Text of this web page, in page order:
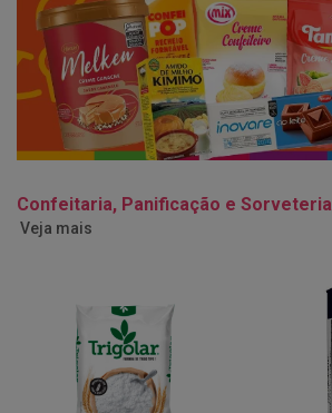
Confeitaria, Panificação e Sorveteria
Veja mais